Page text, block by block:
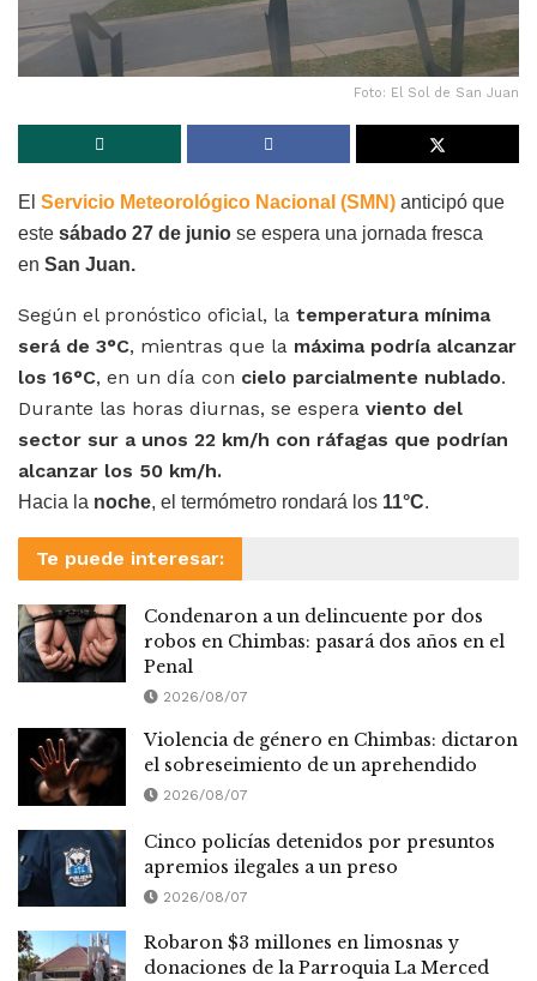
Foto: El Sol de San Juan
El Servicio Meteorológico Nacional (SMN) anticipó que
este sábado 27 de junio se espera una jornada fresca
en San Juan.
Según el pronóstico oficial, la temperatura mínima
será de 3°C, mientras que la máxima podría alcanzar
los 16°C, en un día con cielo parcialmente nublado.
Durante las horas diurnas, se espera viento del
sector sur a unos 22 km/h con ráfagas que podrían
alcanzar los 50 km/h.
Hacia la noche, el termómetro rondará los 11°C.
Te puede interesar:
Condenaron a un delincuente por dos
robos en Chimbas: pasará dos años en el
Penal
2026/08/07
Violencia de género en Chimbas: dictaron
el sobreseimiento de un aprehendido
2026/08/07
Cinco policías detenidos por presuntos
apremios ilegales a un preso
2026/08/07
Robaron $3 millones en limosnas y
donaciones de la Parroquia La Merced